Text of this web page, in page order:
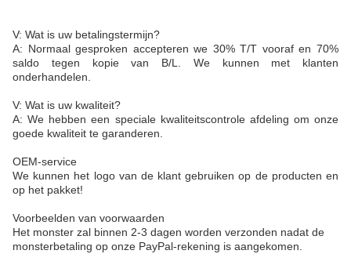
V: Wat is uw betalingstermijn?
A: Normaal gesproken accepteren we 30% T/T vooraf en 70%
saldo tegen kopie van B/L. We kunnen met klanten
onderhandelen.
V: Wat is uw kwaliteit?
A: We hebben een speciale kwaliteitscontrole afdeling om onze
goede kwaliteit te garanderen.
OEM-service
We kunnen het logo van de klant gebruiken op de producten en
op het pakket!
Voorbeelden van voorwaarden
Het monster zal binnen 2-3 dagen worden verzonden nadat de
monsterbetaling op onze PayPal-rekening is aangekomen.